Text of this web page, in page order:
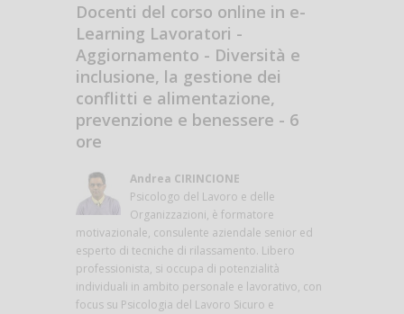
Docenti del corso online in e-
Learning Lavoratori -
Aggiornamento - Diversità e
inclusione, la gestione dei
conflitti e alimentazione,
prevenzione e benessere - 6
ore
Andrea CIRINCIONE
Psicologo del Lavoro e delle
Organizzazioni, è formatore
motivazionale, consulente aziendale senior ed
esperto di tecniche di rilassamento. Libero
professionista, si occupa di potenzialità
individuali in ambito personale e lavorativo, con
focus su Psicologia del Lavoro Sicuro e